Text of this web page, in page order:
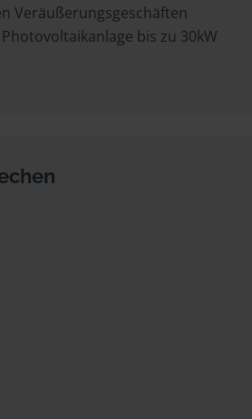
Veräußerungsgeschäften
bis zu 30kW